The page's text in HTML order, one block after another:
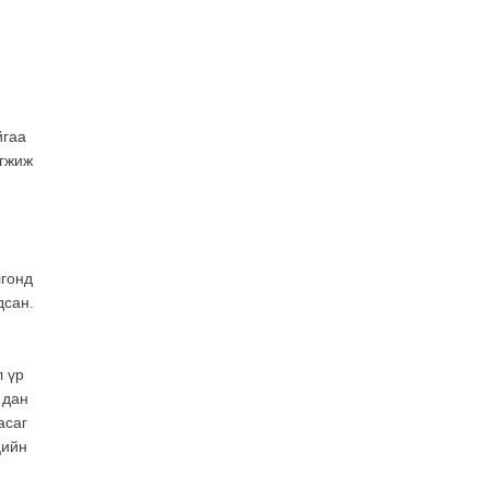
үр